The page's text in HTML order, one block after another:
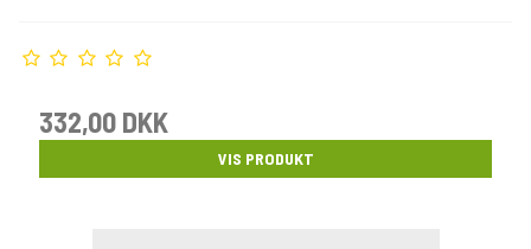
332,00 DKK
VIS PRODUKT